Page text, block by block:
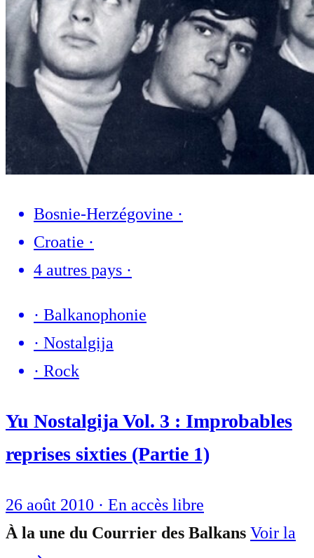
Bosnie-Herzégovine ·
Croatie ·
4 autres pays ·
· Balkanophonie
· Nostalgija
· Rock
Yu Nostalgija Vol. 3 : Improbables
reprises sixties (Partie 1)
26 août 2010 · En accès libre
À la une du Courrier des Balkans Voir la